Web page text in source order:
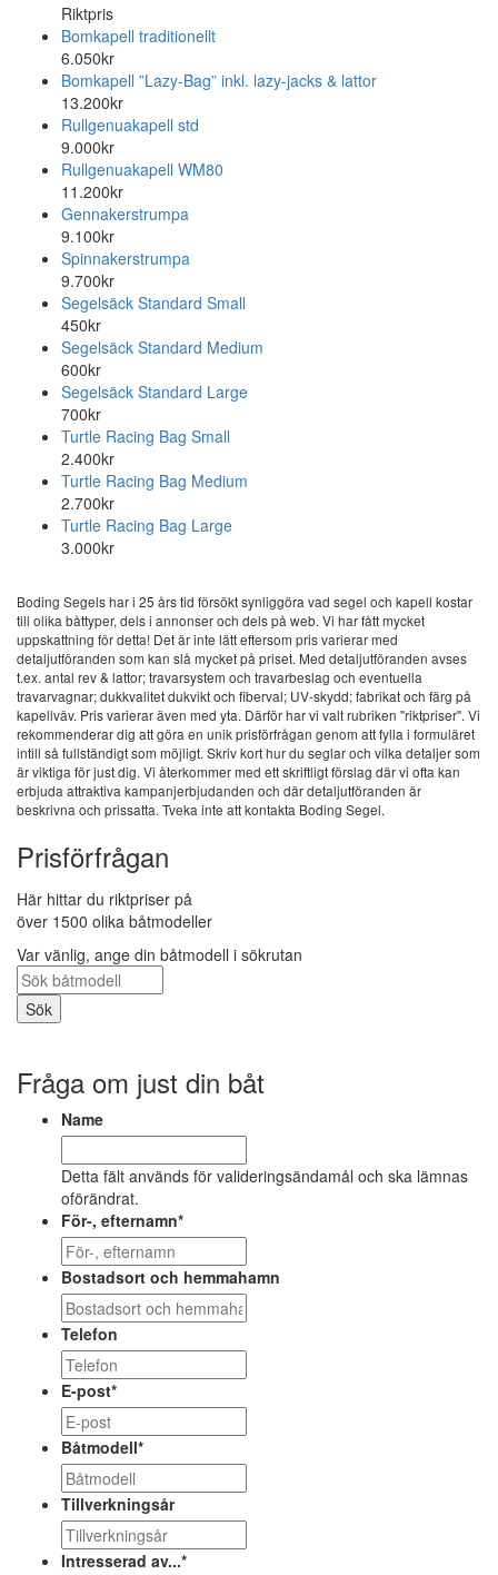
Riktpris
Bomkapell traditionellt
6.050kr
Bomkapell ”Lazy-Bag” inkl. lazy-jacks & lattor
13.200kr
Rullgenuakapell std
9.000kr
Rullgenuakapell WM80
11.200kr
Gennakerstrumpa
9.100kr
Spinnakerstrumpa
9.700kr
Segelsäck Standard Small
450kr
Segelsäck Standard Medium
600kr
Segelsäck Standard Large
700kr
Turtle Racing Bag Small
2.400kr
Turtle Racing Bag Medium
2.700kr
Turtle Racing Bag Large
3.000kr
Boding Segels har i 25 års tid försökt synliggöra vad segel och kapell kostar
till olika båttyper, dels i annonser och dels på web. Vi har fått mycket
uppskattning för detta! Det är inte lätt eftersom pris varierar med
detaljutföranden som kan slå mycket på priset. Med detaljutföranden avses
t.ex. antal rev & lattor; travarsystem och travarbeslag och eventuella
travarvagnar; dukkvalitet dukvikt och fiberval; UV-skydd; fabrikat och färg på
kapellväv. Pris varierar även med yta. Därför har vi valt rubriken "riktpriser". Vi
rekommenderar dig att göra en unik prisförfrågan genom att fylla i formuläret
intill så fullständigt som möjligt. Skriv kort hur du seglar och vilka detaljer som
är viktiga för just dig. Vi återkommer med ett skriftligt förslag där vi ofta kan
erbjuda attraktiva kampanjerbjudanden och där detaljutföranden är
beskrivna och prissatta. Tveka inte att kontakta Boding Segel.
Prisförfrågan
Här hittar du riktpriser på
över 1500 olika båtmodeller
Var vänlig, ange din båtmodell i sökrutan
Fråga om just din båt
Name
Detta fält används för valideringsändamål och ska lämnas
oförändrat.
För-, efternamn*
Bostadsort och hemmahamn
Telefon
E-post*
Båtmodell*
Tillverkningsår
Intresserad av...*